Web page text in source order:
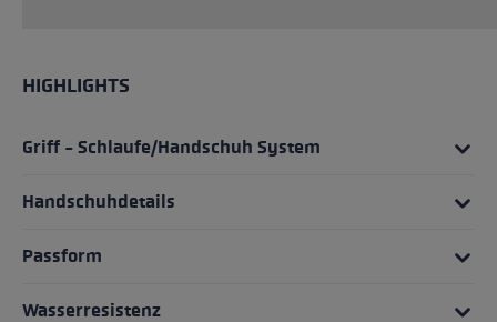
HIGHLIGHTS
Griff - Schlaufe/Handschuh System
Handschuhdetails
Passform
Wasserresistenz